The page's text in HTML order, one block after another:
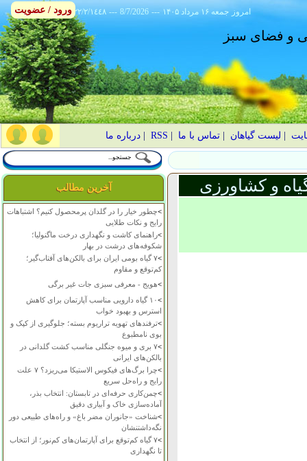
٢٢/٢/١٤٤٨ --- 8/7/2026 --- ۱۴۰۵ جمعه ۱۶ مرداد امروز
و فضای سبز
لیست گیاهان |تماس با ما RSS
|درباره ما
آخرین مطالب
>چطور خیار را در گلدان پرمحصول کنیم؟ اشتباهات
رایج و نکات طلایی
>راهنمای کاشت و نگهداری درخت ماگنولیا؛
شکوفه‌های درشت در بهار
>
۷ گیاه بومی ایران برای بالکن‌های آفتاب‌گیر؛
کم‌توقع و مقاوم
>هویج - معرفی سبزی جات غیر برگی
>
۱۰ گیاه دارویی مناسب آپارتمان برای کاهش
استرس و بهبود خواب
>ترفندهای تهویه تراریوم بسته؛ جلوگیری از کپک و
بوی نامطبوع
>
۷ بری و میوه جنگلی مناسب کشت گلدانی در
بالکن‌های ایرانی
>
چرا برگ‌های فیکوس الاستیکا می‌ریزد؟ ۷ علت
رایج و راه‌حل سریع
>چمن‌کاری حرفه‌ای در تابستان: انتخاب بذر،
آماده‌سازی خاک و آبیاری دقیق
>شناخت «جانوران مضر باغ» و راه‌های طبیعی دور
نگه‌داشتنشان
>
۷ گیاه کم‌توقع برای آپارتمان‌های کم‌نور؛ از انتخاب
تا نگهداری
و کشاورزی
ورود / عضویت